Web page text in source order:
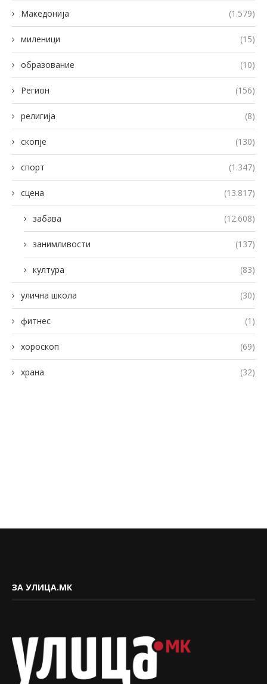
Македонија (1.579)
миленици (15)
образование (10)
Регион (156)
религија (8)
скопје (130)
спорт (1.347)
сцена (13.817)
забава (12.608)
занимливости (137)
култура (83)
улична школа (30)
фитнес (1)
хороскоп (69)
храна (32)
ЗА УЛИЦА.МК